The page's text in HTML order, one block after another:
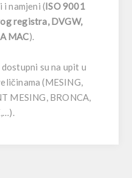
namjeni (ISO 9001
registra, DVGW,
MAC).
su na upit u
(MESING,
MESING, BRONCA,